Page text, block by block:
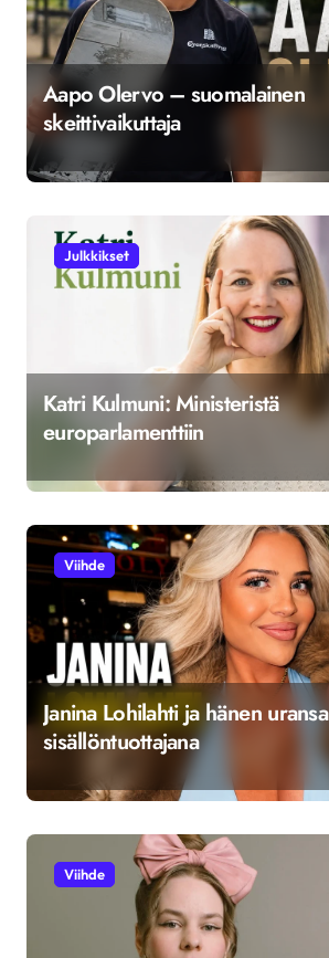
Aapo Olervo – suomalainen
skeittivaikuttaja
Julkkikset
Katri Kulmuni: Ministeristä
europarlamenttiin
Viihde
Janina Lohilahti ja hänen uransa
sisällöntuottajana
Viihde